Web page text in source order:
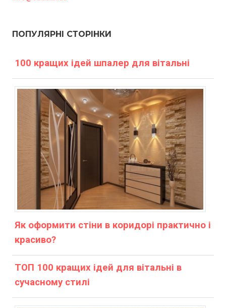
ПОПУЛЯРНІ СТОРІНКИ
100 кращих ідей шпалер для вітальні
Як оформити стіни в коридорі практично і
красиво?
ТОП 100 кращих ідей для вітальні в
сучасному стилі